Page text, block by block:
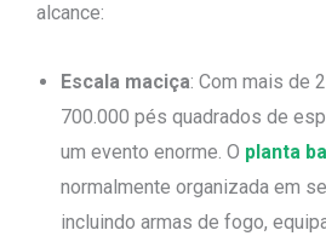
alcance:
Escala maciça: Com mais de
700.000 pés quadrados de
um evento enorme. O planta
normalmente organizada em
incluindo armas de fogo,